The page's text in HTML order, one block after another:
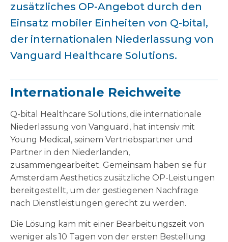
zusätzliches OP-Angebot durch den
Einsatz mobiler Einheiten von Q-bital,
der internationalen Niederlassung von
Vanguard Healthcare Solutions.
Internationale Reichweite
Q-bital Healthcare Solutions, die internationale
Niederlassung von Vanguard, hat intensiv mit
Young Medical, seinem Vertriebspartner und
Partner in den Niederlanden,
zusammengearbeitet. Gemeinsam haben sie für
Amsterdam Aesthetics zusätzliche OP-Leistungen
bereitgestellt, um der gestiegenen Nachfrage
nach Dienstleistungen gerecht zu werden.
Die Lösung kam mit einer Bearbeitungszeit von
weniger als 10 Tagen von der ersten Bestellung